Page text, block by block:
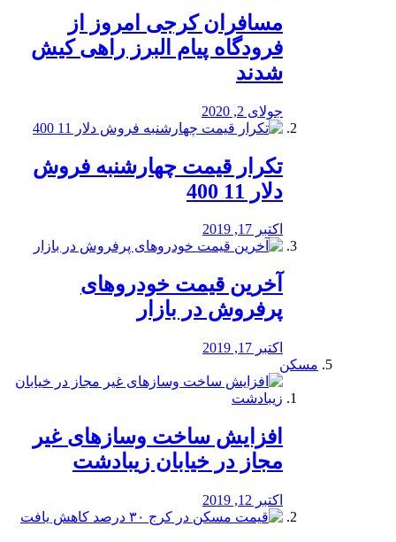
مسافران کرجی امروز از
فرودگاه پیام البرز راهی کیش
شدند
جولای 2, 2020
تکرار قیمت چهارشنبه فروش
دلار 11 400
اکتبر 17, 2019
آخرین قیمت خودرو‌های
پرفروش در بازار
اکتبر 17, 2019
مسکن
افزایش ساخت وسازهای غیر
مجاز در خیابان زیبادشت
اکتبر 12, 2019